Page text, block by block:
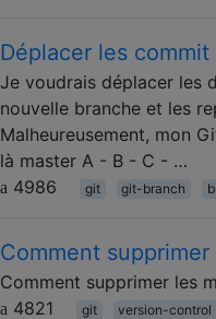
Déplacer les
Je voudrais déplacer les
nouvelle branche et les
Malheureusement, mon
là master A - B - C - …
4986
git git-branch
Comment
Comment supprimer les
4821
git version-control